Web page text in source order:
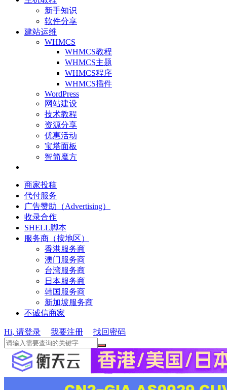
新手知识
软件分享
建站运维
WHMCS
WHMCS教程
WHMCS主题
WHMCS程序
WHMCS插件
WordPress
网站建设
技术教程
资源分享
优惠活动
宝塔面板
智简魔方
商家投稿
代付服务
广告赞助（Advertising）
收录合作
SHELL脚本
服务商（按地区）
香港服务商
澳门服务商
台湾服务商
日本服务商
韩国服务商
新加坡服务商
不诚信商家
Hi, 请登录 我要注册 找回密码